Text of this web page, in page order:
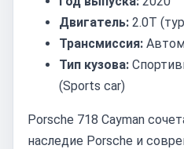
Двигатель: 2.0T
Трансмиссия:
Тип кузова:
(Sports car)
Porsche 718 Cayman
наследие Porsche и